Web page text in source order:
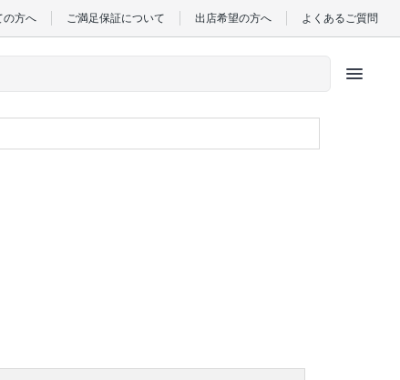
の方へ ご満足保証について 出店希望の方へ よくあるご質問
menu